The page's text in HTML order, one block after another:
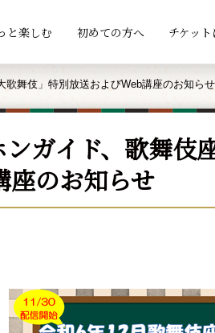
と楽しむ 初めての方へ チケッ
歌舞伎」特別放送およびWeb講座のお知らせ
ガイド、歌舞伎
座のお知らせ